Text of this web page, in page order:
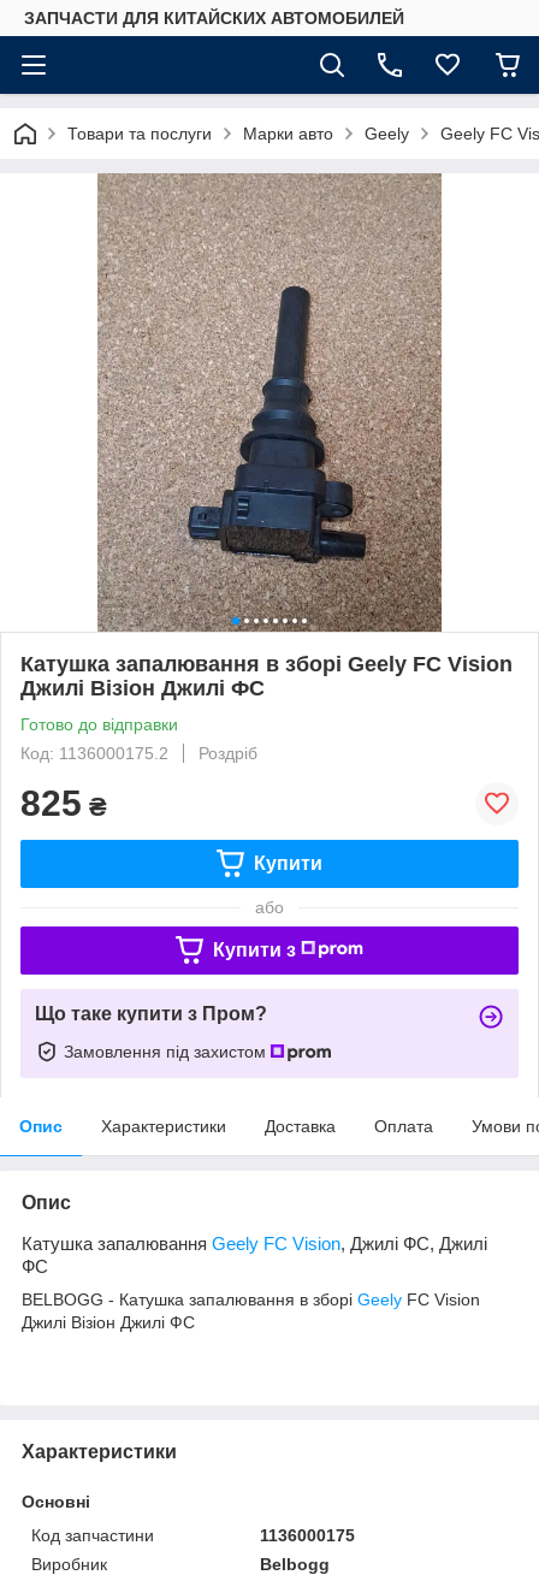
ЗАПЧАСТИ ДЛЯ КИТАЙСКИХ АВТОМОБИЛЕЙ
Товари та послуги Марки авто Geely Geely FC
Катушка запалювання в зборі Geely FC Vision
Джилі Візіон Джилі ФС
Готово до відправки
Код: 1136000175.2
Роздріб
825 ₴
Купити
або
Купити з
Що таке купити з Пром?
Замовлення під захистом
Опис Характеристики Доставка Оплата Умови
Опис
Катушка запалювання Geely FC Vision, Джилі ФС, Джилі
ФС
BELBOGG - Катушка запалювання в зборі Geely FC Vision
Джилі Візіон Джилі ФС
Характеристики
Основні
Код запчастини
1136000175
Виробник
Belbogg